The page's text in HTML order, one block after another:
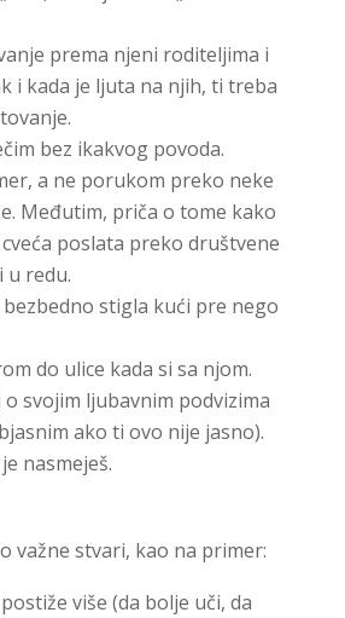
prema njeni roditeljima i
i kada je ljuta na njih, ti treba
bez ikakvog povoda.
a ne porukom preko neke
Međutim, priča o tome kako
poslata preko društvene
u redu.
bezbedno stigla kući pre nego
do ulice kada si sa njom.
svojim ljubavnim podvizima
ako ti ovo nije jasno).
nasmeješ.
važne stvari, kao na primer:
više (da bolje uči, da